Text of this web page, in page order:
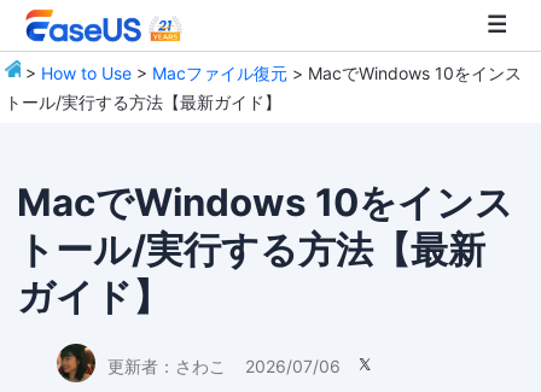
> How to Use > Macファイル復元 > MacでWindows 10をインス
トール/実行する方法【最新ガイド】
MacでWindows 10をインス
トール/実行する方法【最新
ガイド】
更新者： さわこ 2026/07/06 